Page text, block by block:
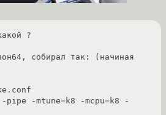
?
собирал так: (начиная
-pipe -mtune=k8 -mcpu=k8 -